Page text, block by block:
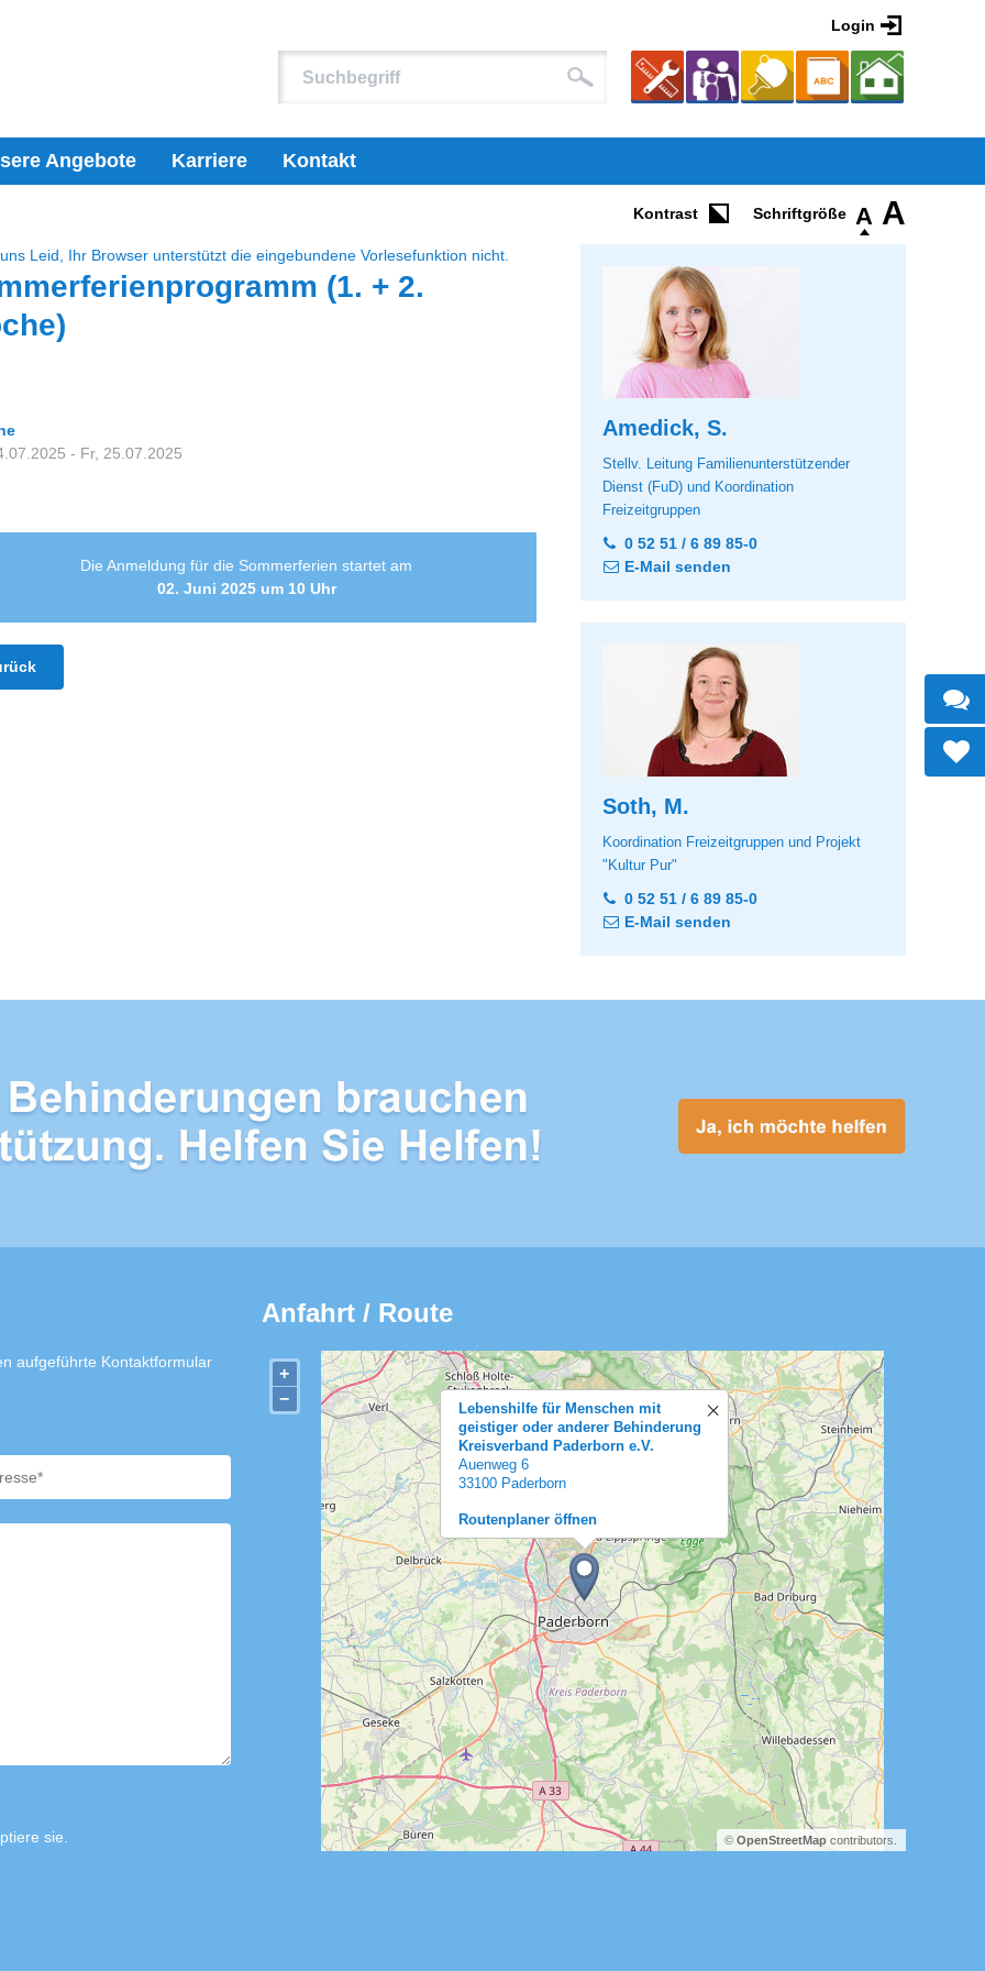
Login
Angebote Karriere Kontakt
A A
Kontrast
Leid, Ihr Browser unterstützt die eingebundene Vorlesefunktion nicht.
(1. + 2.
- Fr, 25.07.2025
Die Anmeldung für die Sommerferien startet am
02. Juni 2025 um 10 Uhr
Amedick, S.
Stellv. Leitung Familienunterstützender
Dienst (FuD) und Koordination
Freizeitgruppen
0 52 51 / 6 89 85-0
E-Mail senden
Soth, M.
Koordination Freizeitgruppen und Projekt
"Kultur Pur"
0 52 51 / 6 89 85-0
E-Mail senden
aufgeführte Kontaktformular
sie.
Anfahrt / Route
Lebenshilfe für Menschen mit
geistiger oder anderer Behinderung
Kreisverband Paderborn e.V.
Auenweg 6
33100 Paderborn
Routenplaner öffnen
+
−
©OpenStreetMap contributors.